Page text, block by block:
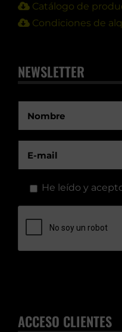
Catálogo de
Condiciones de
NEWSLETTER
He leído y
ACCESO CLIENTES